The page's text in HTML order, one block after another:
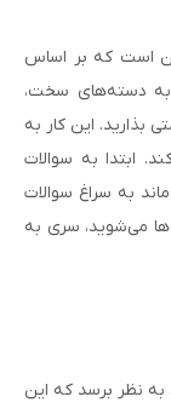
است که بر اساس
به دسته‌های سخت،
بذارید. این کار به
ابتدا به سوالات
به سراغ سوالات
می‌شوید، سری به
به نظر برسد که این